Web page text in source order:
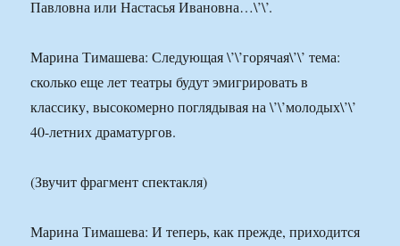
Павловна или Настасья Ивановна…\’\’.
Марина Тимашева: Следующая \’\’горячая\’\’ тема:
сколько еще лет театры будут эмигрировать в
классику, высокомерно поглядывая на \’\’молодых\’\’
40-летних драматургов.
(Звучит фрагмент спектакля)
Марина Тимашева: И теперь, как прежде, приходится